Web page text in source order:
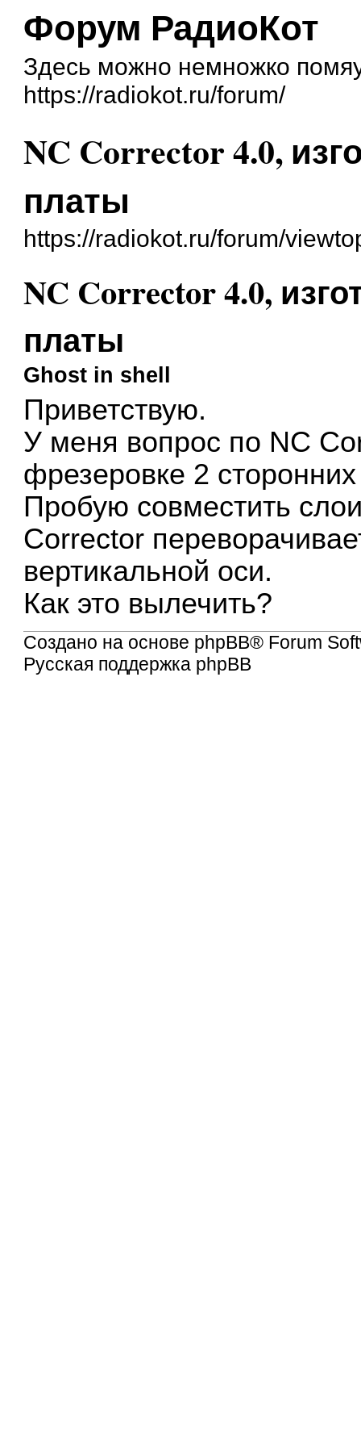
Форум РадиоКот
Здесь можно немножко
https://radiokot.ru/forum/
NC Corrector 4.0,
платы
https://radiokot.ru/forum/
NC Corrector 4.0,
платы
Ghost in shell
Приветствую.
У меня вопрос по NC
фрезеровке 2
Пробую совместить
Corrector
вертикальной оси.
Как это вылечить?
Создано на основе phpBB® Forum
Русская поддержка phpBB